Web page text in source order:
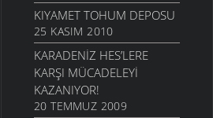
KIYAMET TOHUM DEPOSU
25 KASIM 2010
KARADENIZ HES’LERE
KARŞI MÜCADELEYI
KAZANIYOR!
20 TEMMUZ 2009